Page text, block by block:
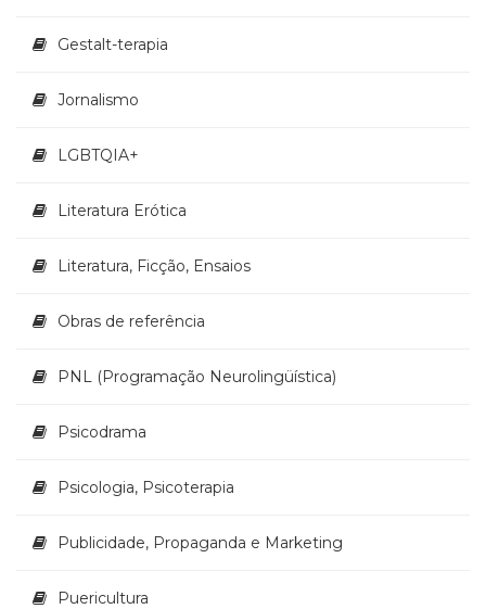
Gestalt-terapia
Jornalismo
LGBTQIA+
Literatura Erótica
Literatura, Ficção, Ensaios
Obras de referência
PNL (Programação Neurolingüística)
Psicodrama
Psicologia, Psicoterapia
Publicidade, Propaganda e Marketing
Puericultura